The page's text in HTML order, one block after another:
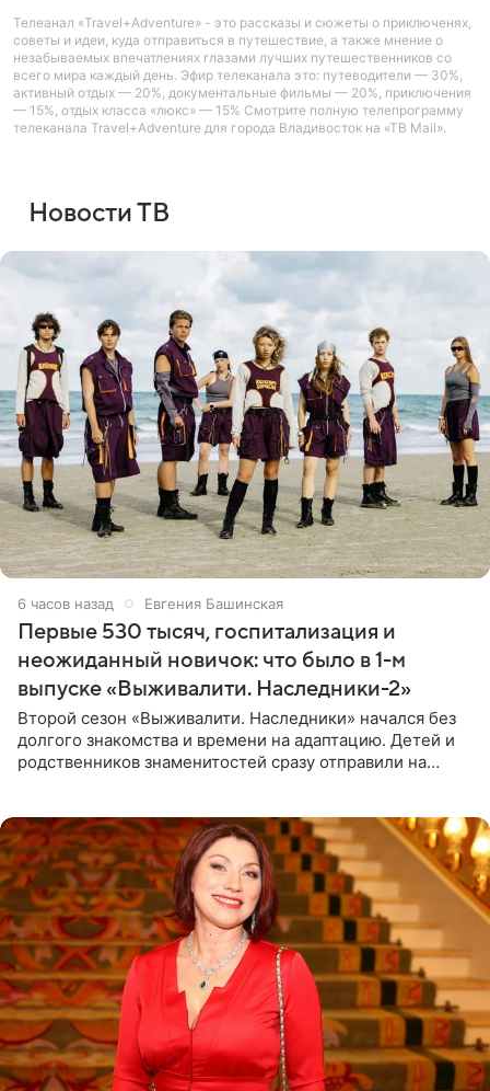
Телеанал «Travel+Adventure» - это рассказы и сюжеты о приключенях,
советы и идеи, куда отправиться в путешествие, а также мнение о
незабываемых впечатлениях глазами лучших путешественников со
всего мира каждый день. Эфир телеканала это: путеводители — 30%,
активный отдых — 20%, документальные фильмы — 20%, приключения
— 15%, отдых класса «люкс» — 15% Смотрите полную телепрограмму
телеканала Travel+Adventure для города Владивосток на «ТВ Mail».
Новости ТВ
6 часов назад Евгения Башинская
Первые 530 тысяч, госпитализация и
неожиданный новичок: что было в 1-м
выпуске «Выживалити. Наследники-2»
Второй сезон «Выживалити. Наследники» начался без
долгого знакомства и времени на адаптацию. Детей и
родственников знаменитостей сразу отправили на